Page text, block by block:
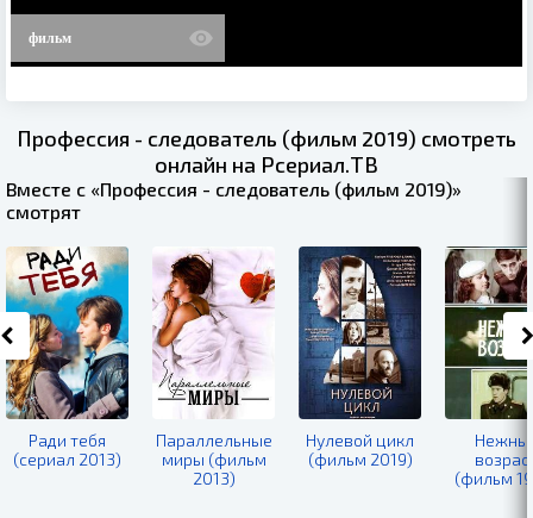
фильм
Профессия - следователь (фильм 2019) смотреть
онлайн на Рсериал.ТВ
Вместе с «Профессия - следователь (фильм 2019)»
смотрят
Ради тебя
(сериал 2013)
Параллельные
миры (фильм
2013)
Нулевой цикл
(фильм 2019)
(фильм